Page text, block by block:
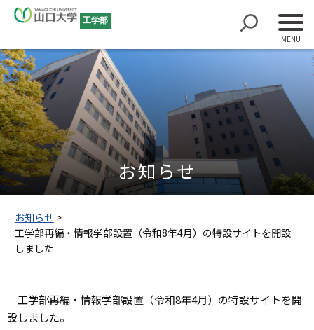
工学部
お知らせ
お知らせ >
工学部再編・情報学部設置（令和8年4月）の特設サイトを開設
しました
工学部再編・情報学部設置（令和8年4月）の特設サイトを開
設しました。